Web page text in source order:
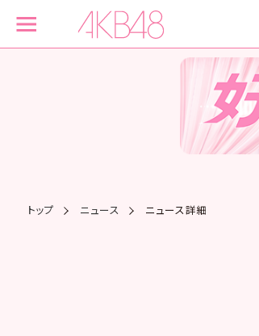
トップ ニュース ニュース詳細